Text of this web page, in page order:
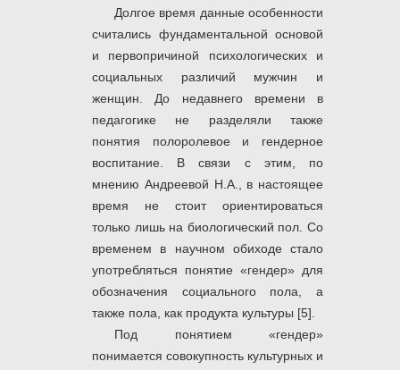
Долгое время данные особенности
считались фундаментальной основой
и первопричиной психологических и
социальных различий мужчин и
женщин. До недавнего времени в
педагогике не разделяли также
понятия полоролевое и гендерное
воспитание. В связи с этим, по
мнению Андреевой Н.А., в настоящее
время не стоит ориентироваться
только лишь на биологический пол. Со
временем в научном обиходе стало
употребляться понятие «гендер» для
обозначения социального пола, а
также пола, как продукта культуры [5].
Под понятием «гендер»
понимается совокупность культурных и